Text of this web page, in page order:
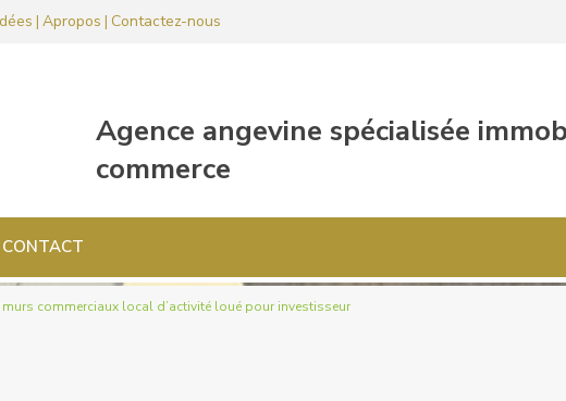
| Apropos | Contactez-nous
CONTACT
murs commerciaux local d’activité loué pour investisseur